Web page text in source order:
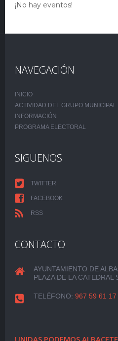
¡No hay eventos!
NAVEGACIÓN
INICIO
ACTIVIDAD DEL GRUPO MUNICIPAL
INFORMACIÓN
PROGRAMA ELECTORAL
SIGUENOS
TWITTER
FACEBOOK
RSS
CONTACTO
AYUNTAMIENTO DE
PLAZA DE LA CATEDRAL
TELÉFONO: 967 59 61 17